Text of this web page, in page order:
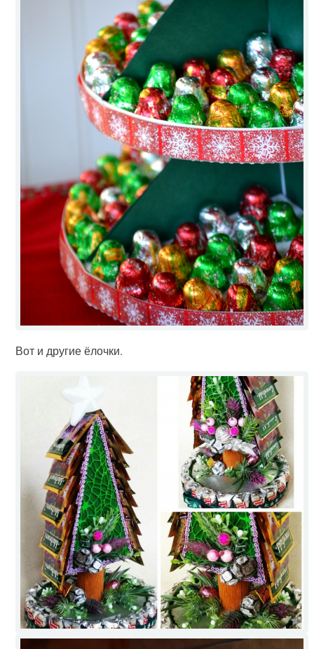
Вот и другие ёлочки.